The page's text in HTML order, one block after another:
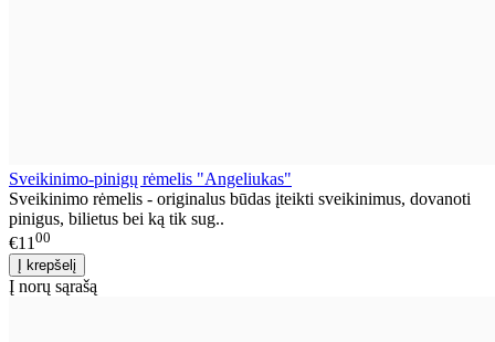
Sveikinimo-pinigų rėmelis "Angeliukas"
Sveikinimo rėmelis - originalus būdas įteikti sveikinimus, dovanoti
pinigus, bilietus bei ką tik sug..
€11 00
Į norų sąrašą